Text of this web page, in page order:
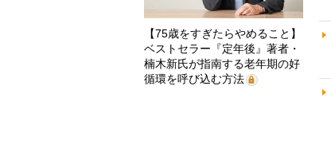
【75歳をすぎたらやめること】
ベストセラー『定年後』著者・
楠木新氏が指南する老年期の好
循環を呼び込む方法